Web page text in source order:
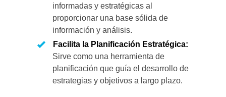
informadas y estratégicas al
proporcionar una base sólida de
información y análisis.
Facilita la Planificación Estratégica:
Sirve como una herramienta de
planificación que guía el desarrollo de
estrategias y objetivos a largo plazo.